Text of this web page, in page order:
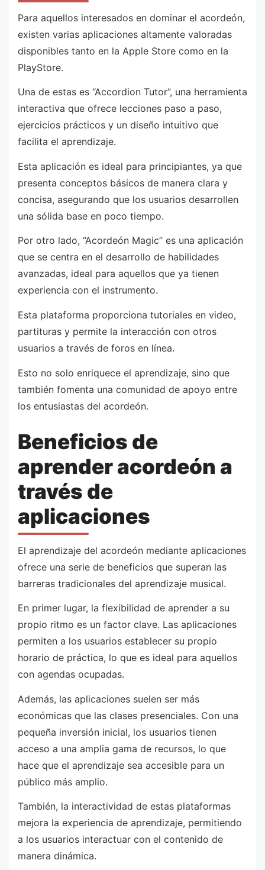
Para aquellos interesados en dominar el acordeón,
existen varias aplicaciones altamente valoradas
disponibles tanto en la Apple Store como en la
PlayStore.
Una de estas es “Accordion Tutor”, una herramienta
interactiva que ofrece lecciones paso a paso,
ejercicios prácticos y un diseño intuitivo que
facilita el aprendizaje.
Esta aplicación es ideal para principiantes, ya que
presenta conceptos básicos de manera clara y
concisa, asegurando que los usuarios desarrollen
una sólida base en poco tiempo.
Por otro lado, “Acordeón Magic” es una aplicación
que se centra en el desarrollo de habilidades
avanzadas, ideal para aquellos que ya tienen
experiencia con el instrumento.
Esta plataforma proporciona tutoriales en video,
partituras y permite la interacción con otros
usuarios a través de foros en línea.
Esto no solo enriquece el aprendizaje, sino que
también fomenta una comunidad de apoyo entre
los entusiastas del acordeón.
Beneficios de
aprender acordeón a
través de
aplicaciones
El aprendizaje del acordeón mediante aplicaciones
ofrece una serie de beneficios que superan las
barreras tradicionales del aprendizaje musical.
En primer lugar, la flexibilidad de aprender a su
propio ritmo es un factor clave. Las aplicaciones
permiten a los usuarios establecer su propio
horario de práctica, lo que es ideal para aquellos
con agendas ocupadas.
Además, las aplicaciones suelen ser más
económicas que las clases presenciales. Con una
pequeña inversión inicial, los usuarios tienen
acceso a una amplia gama de recursos, lo que
hace que el aprendizaje sea accesible para un
público más amplio.
También, la interactividad de estas plataformas
mejora la experiencia de aprendizaje, permitiendo
a los usuarios interactuar con el contenido de
manera dinámica.